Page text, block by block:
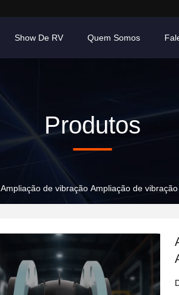
Show De RV Quem Somos
Produtos
Ampliação de vibração Ampliação de